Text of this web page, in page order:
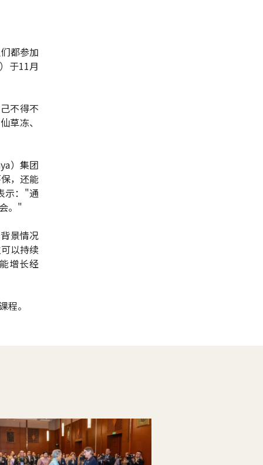
都参加
于11月
不得不
草冻、
）集团
，还能
示："通
。"
景情况
以持续
增长经
。